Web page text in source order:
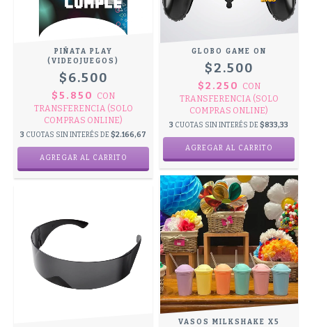
PIÑATA PLAY
(VIDEOJUEGOS)
$6.500
$5.850
CON
TRANSFERENCIA (SOLO
COMPRAS ONLINE)
3 CUOTAS SIN INTERÉS DE $2.166,67
GLOBO GAME ON
$2.500
$2.250
CON
TRANSFERENCIA (SOLO
COMPRAS ONLINE)
3 CUOTAS SIN INTERÉS DE $833,33
VASOS MILKSHAKE X5